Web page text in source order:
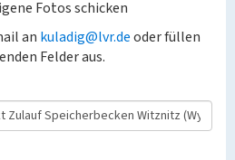
Fotos schicken
an kuladig@lvr.deoder füllen
Felder aus.